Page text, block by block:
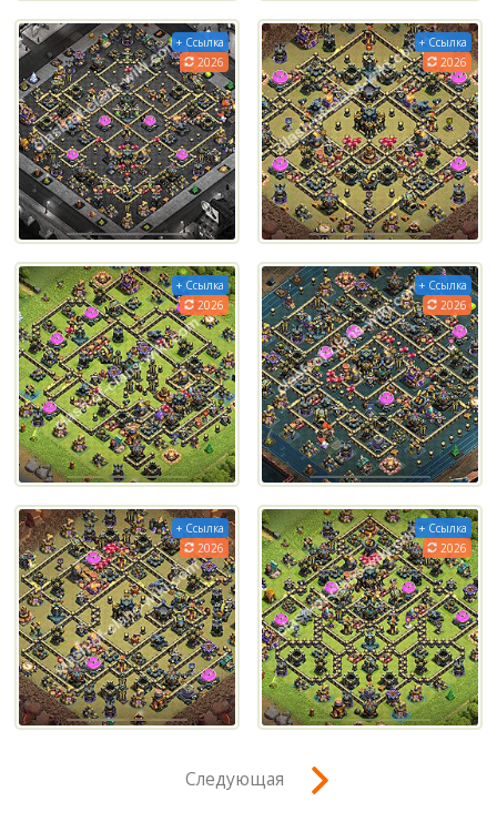
+ Ссылка
2026
+ Ссылка
2026
+ Ссылка
2026
+ Ссылка
2026
+ Ссылка
2026
+ Ссылка
2026
Следующая